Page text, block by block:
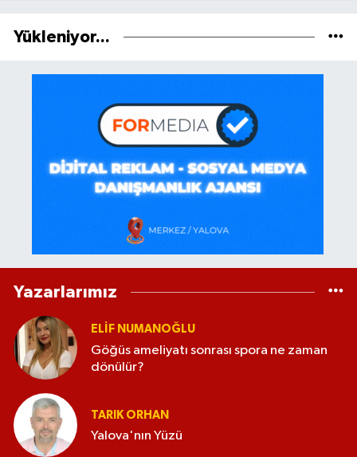
Yükleniyor...
Yazarlarımız
ELİF NUMANOĞLU
Göğüs ameliyatı sonrası spora ne zaman
dönülür?
TARIK ORHAN
Yalova'nın Yüzü